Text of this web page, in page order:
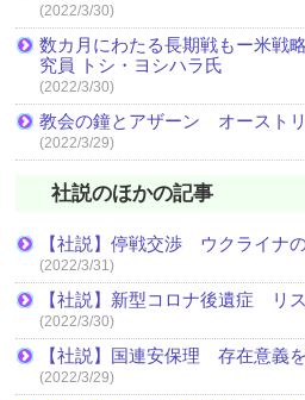
(2022/3/30)
数カ月にわたる長期戦もー米戦
究員 トシ・ヨシハラ氏
(2022/3/30)
教会の鐘とアザーン オースト
(2022/3/29)
社説のほかの記事
【社説】停戦交渉 ウクライナ
(2022/3/31)
【社説】新型コロナ後遺症 リ
(2022/3/30)
【社説】国連安保理 存在意義
(2022/3/29)